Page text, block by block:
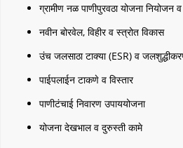
ग्रामीण नळ पाणीपुरवठा योजना नियोजन
नवीन बोरवेल, विहीर व स्त्रोत विकास
उंच जलसाठा टाक्या (ESR) व
पाईपलाईन टाकणे व विस्तार
पाणीटंचाई निवारण उपाययोजना
योजना देखभाल व दुरुस्ती कामे